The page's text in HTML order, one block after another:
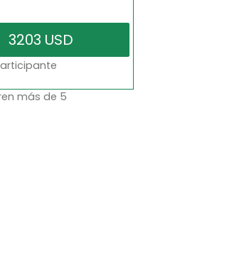
más de 5